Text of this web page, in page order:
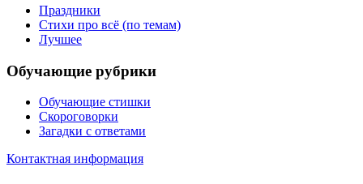
Праздники
Стихи про всё (по темам)
Лучшее
Обучающие рубрики
Обучающие стишки
Скороговорки
Загадки с ответами
Контактная информация